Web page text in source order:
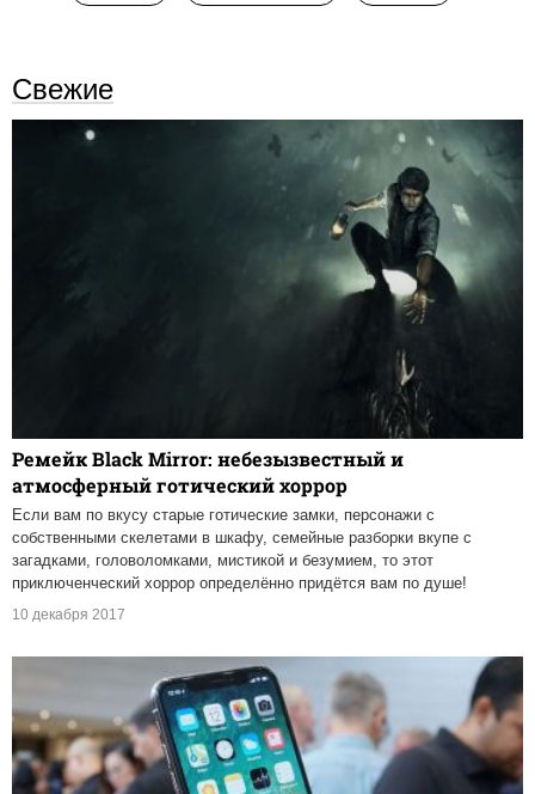
Свежие
Ремейк Black Mirror: небезызвестный и
атмосферный готический хоррор
Если вам по вкусу старые готические замки, персонажи с
собственными скелетами в шкафу, семейные разборки вкупе с
загадками, головоломками, мистикой и безумием, то этот
приключенческий хоррор определённо придётся вам по душе!
10 декабря 2017